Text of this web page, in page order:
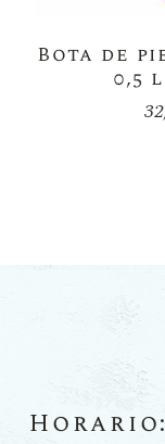
Bota de
0,5
Horario: